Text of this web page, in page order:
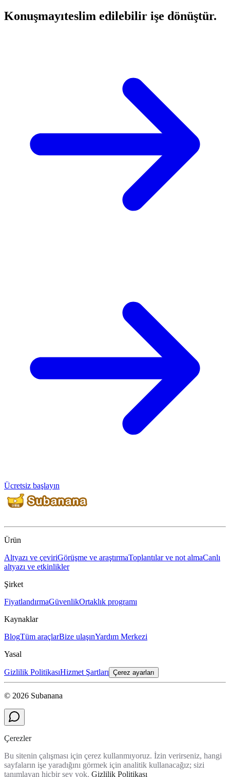
Konuşmayıteslim edilebilir işe dönüştür.
Ücretsiz başlayın
Ürün
Altyazı ve çeviriGörüşme ve araştırmaToplantılar ve not almaCanlı
altyazı ve etkinlikler
Şirket
FiyatlandırmaGüvenlikOrtaklık programı
Kaynaklar
BlogTüm araçlarBize ulaşınYardım Merkezi
Yasal
Gizlilik PolitikasıHizmet Şartları Çerez ayarları
© 2026 Subanana
Çerezler
Bu sitenin çalışması için çerez kullanmıyoruz. İzin verirseniz, hangi
sayfaların işe yaradığını görmek için analitik kullanacağız; sizi
tanımlayan hiçbir şey yok. Gizlilik Politikası